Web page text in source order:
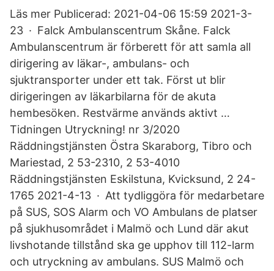
Läs mer Publicerad: 2021-04-06 15:59 2021-3-
23 · Falck Ambulanscentrum Skåne. Falck
Ambulanscentrum är förberett för att samla all
dirigering av läkar-, ambulans- och
sjuktransporter under ett tak. Först ut blir
dirigeringen av läkarbilarna för de akuta
hembesöken. Restvärme används aktivt …
Tidningen Utryckning! nr 3/2020
Räddningstjänsten Östra Skaraborg, Tibro och
Mariestad, 2 53-2310, 2 53-4010
Räddningstjänsten Eskilstuna, Kvicksund, 2 24-
1765 2021-4-13 · Att tydliggöra för medarbetare
på SUS, SOS Alarm och VO Ambulans de platser
på sjukhusområdet i Malmö och Lund där akut
livshotande tillstånd ska ge upphov till 112-larm
och utryckning av ambulans. SUS Malmö och